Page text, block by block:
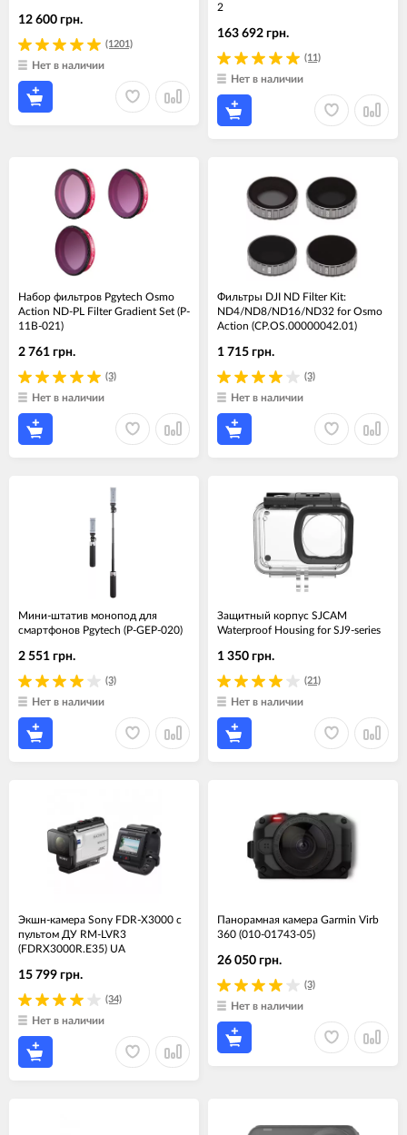
(1201)
12 600 грн.
Нет в наличии
2
(11)
163 692 грн.
Нет в наличии
Набор фильтров Pgytech Osmo
Action ND-PL Filter Gradient Set (P-
11B-021)
(3)
2 761 грн.
Нет в наличии
Фильтры DJI ND Filter Kit:
ND4/ND8/ND16/ND32 for Osmo
Action (CP.OS.00000042.01)
(3)
1 715 грн.
Нет в наличии
Мини-штатив монопод для
смартфонов Pgytech (P-GEP-020)
(3)
2 551 грн.
Нет в наличии
Защитный корпус SJCAM
Waterproof Housing for SJ9-series
(21)
1 350 грн.
Нет в наличии
Экшн-камера Sony FDR-X3000 с
пультом ДУ RM-LVR3
(FDRX3000R.E35) UA
(34)
15 799 грн.
Нет в наличии
Панорамная камера Garmin Virb
360 (010-01743-05)
(3)
26 050 грн.
Нет в наличии